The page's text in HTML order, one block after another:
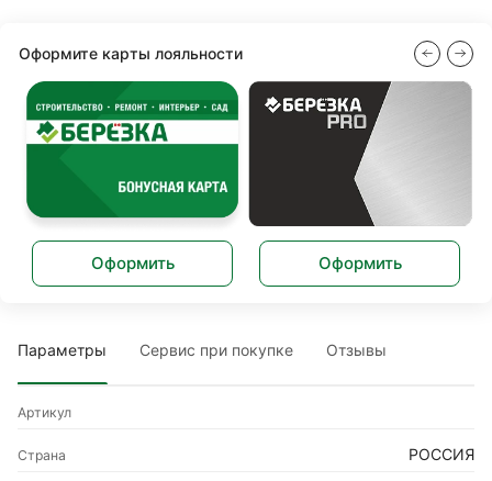
Оформите карты лояльности
Оформить Оформить
Параметры Сервис при покупке Отзывы
Артикул
Страна РОССИЯ